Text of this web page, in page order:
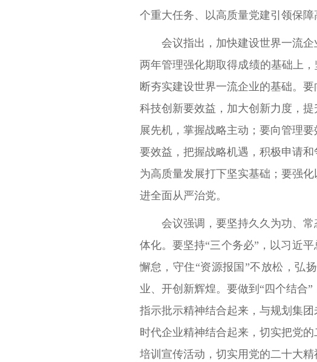
个重大任务、以高质量党建引领保
会议指出，加快建设世界一流
两年管理强化期取得成绩的基础上
断夯实建设世界一流企业的基础。
科技创新要效益，加大创新力度，
展先机，掌握战略主动；要向管理
要效益，把握战略机遇，积极申请
为高质量发展打下坚实基础；要强
进全面从严治党。
会议强调，要坚持久久为功、
体化。要坚持“三个务必”，以习近
懈怠，守住“资源报国”不放松，弘
业、开创新辉煌。要做到“四个结合
指示批示精神结合起来，与规划集
时代企业精神结合起来，切实把党
培训宣传活动，切实用党的二十大